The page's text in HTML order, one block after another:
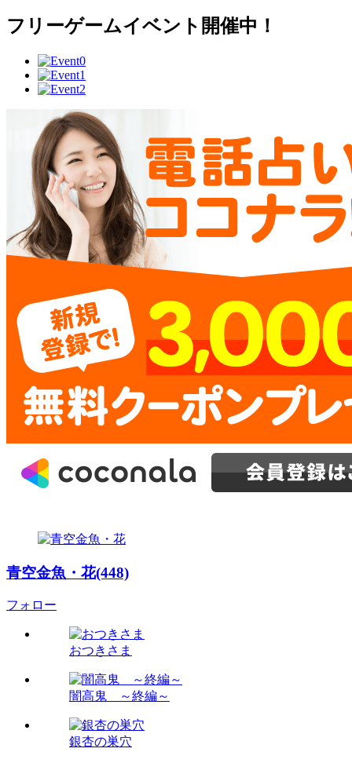
フリーゲームイベント開催中！
青空金魚・花(448)
フォロー
おつきさま
闇高鬼 ～終編～
銀杏の巣穴